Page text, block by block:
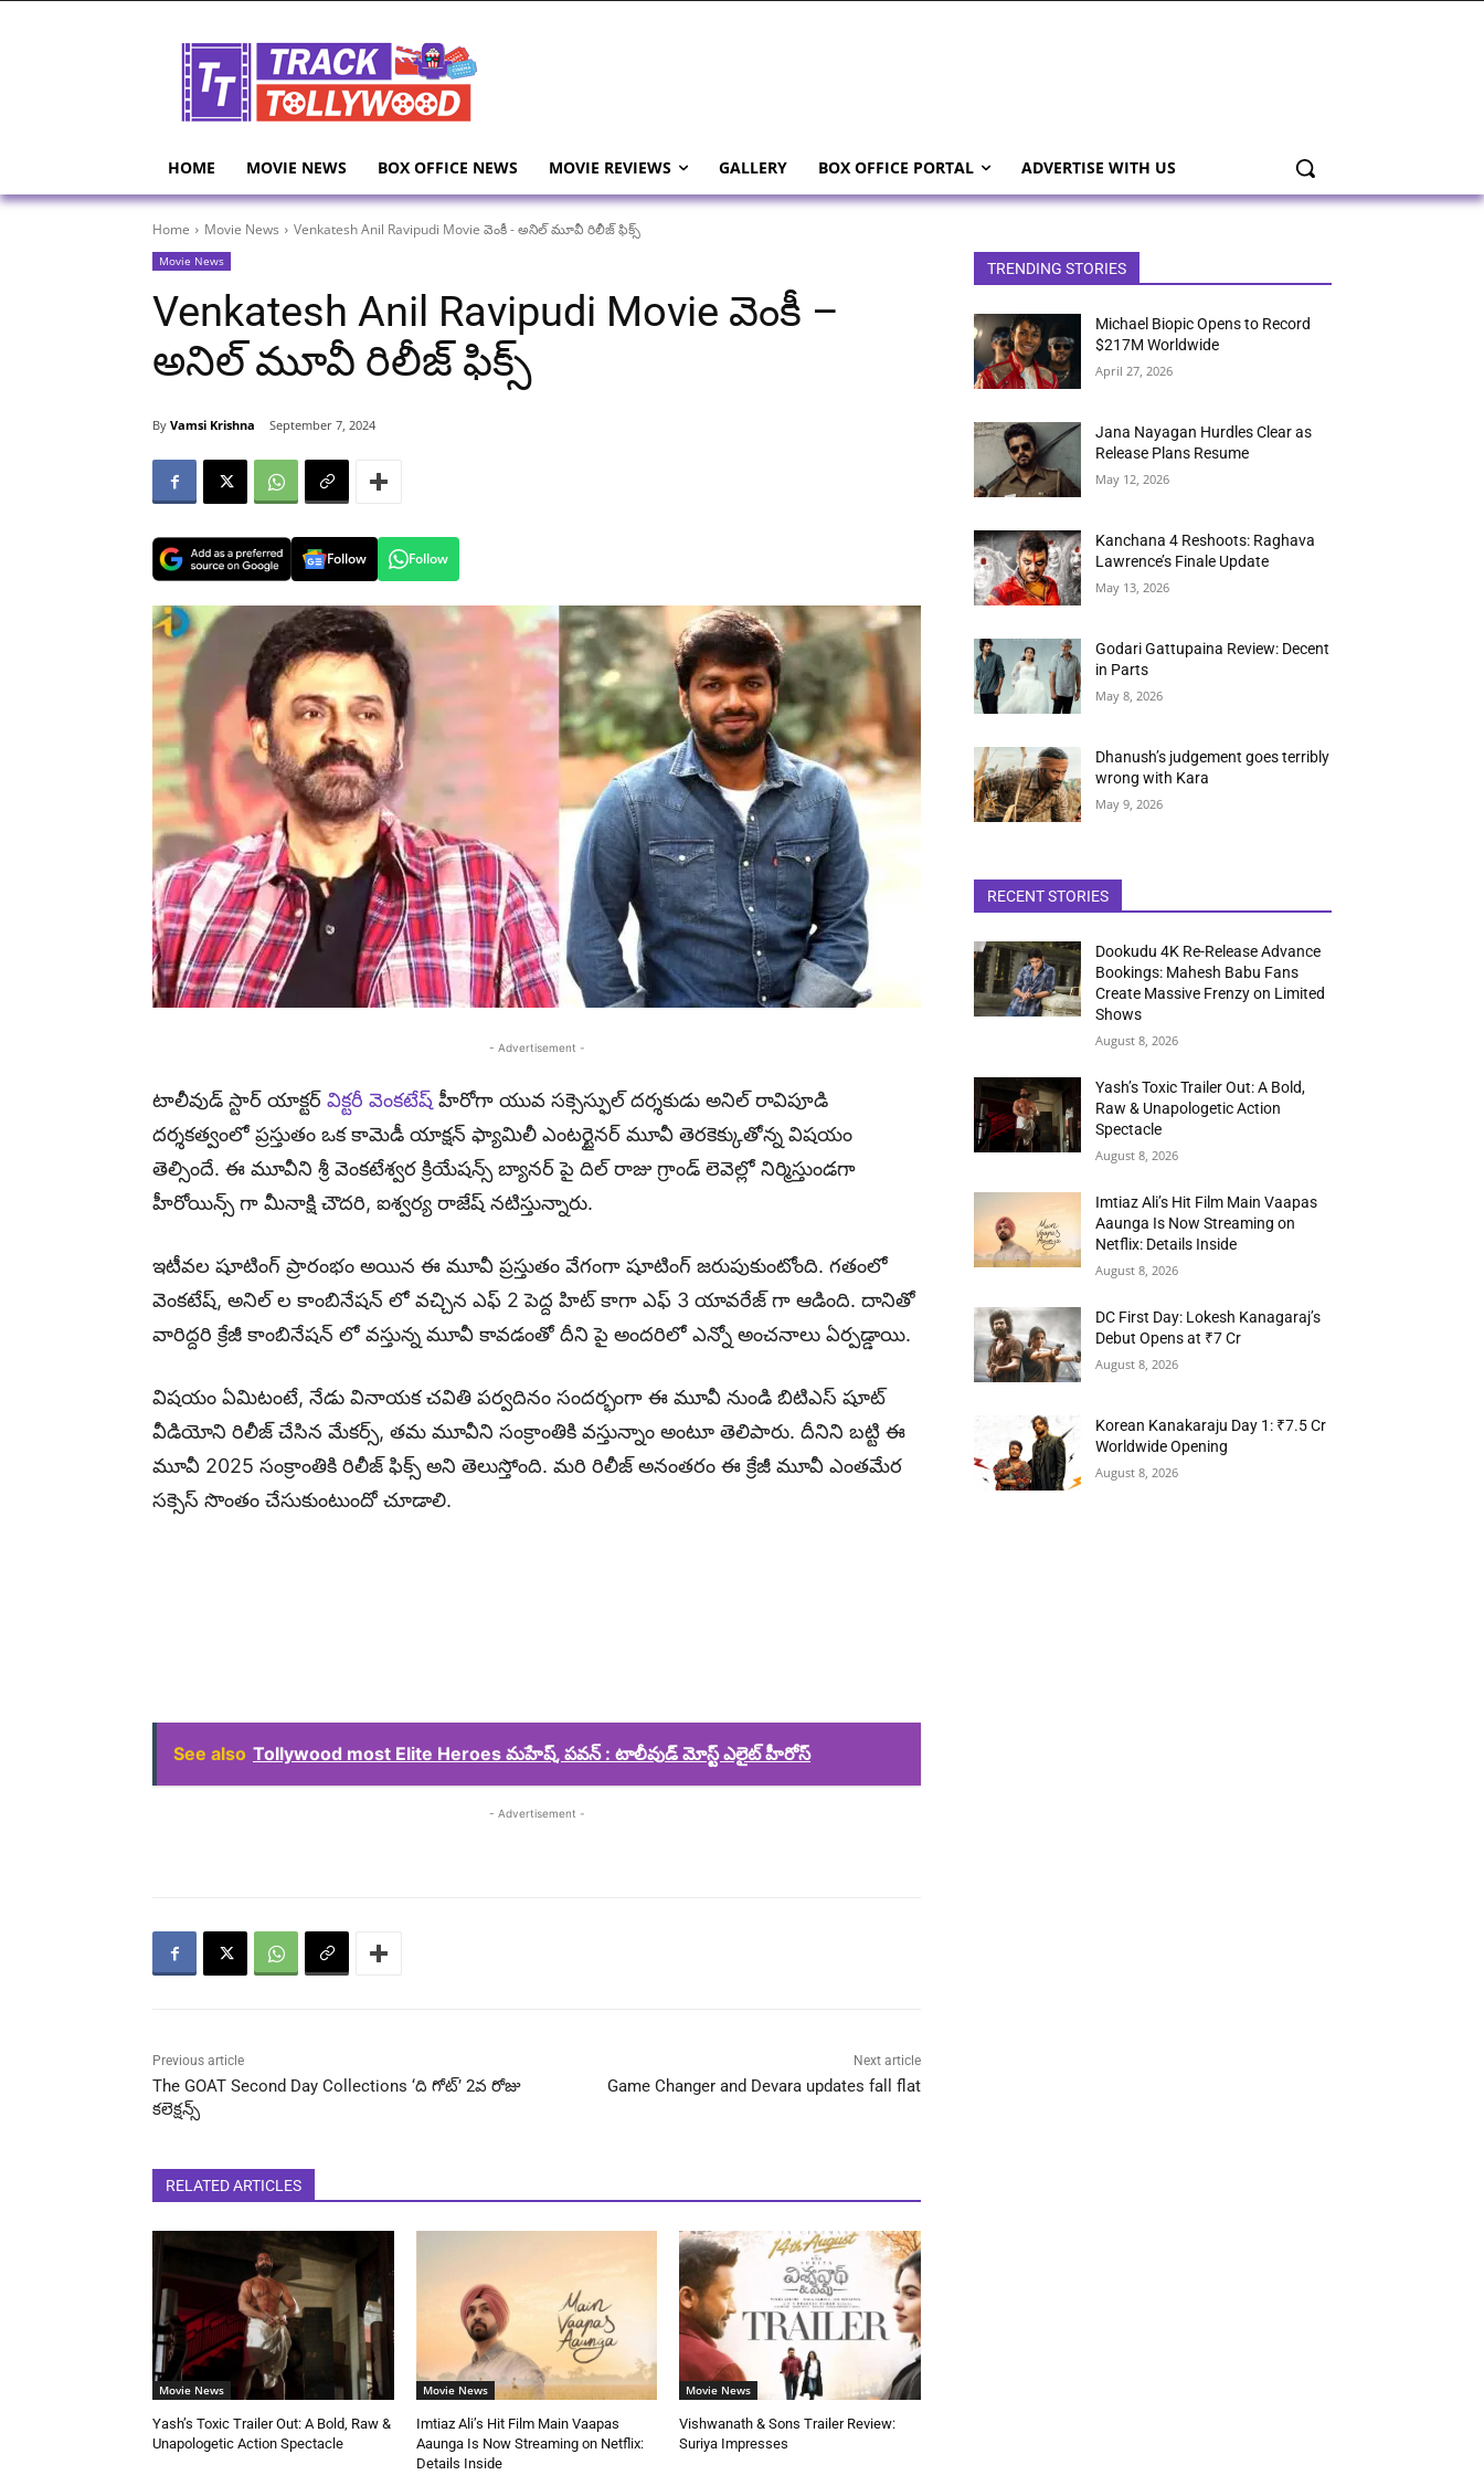
HOME MOVIE NEWS BOX OFFICE NEWS MOVIE REVIEWS GALLERY BOX OFFICE PORTAL ADVERTISE WITH US
Home Movie News Venkatesh Anil Ravipudi Movie వెంకీ - అనిల్ మూవీ రిలీజ్ ఫిక్స్
Movie News
Venkatesh Anil Ravipudi Movie వెంకీ –
అనిల్ మూవీ రిలీజ్ ఫిక్స్
By Vamsi Krishna September 7, 2024
Follow Follow
- Advertisement -
టాలీవుడ్ స్టార్ యాక్టర్ విక్టరీ వెంకటేష్ హీరోగా యువ సక్సెస్ఫుల్ దర్శకుడు అనిల్ రావిపూడి
దర్శకత్వంలో ప్రస్తుతం ఒక కామెడీ యాక్షన్ ఫ్యామిలీ ఎంటర్టైనర్ మూవీ తెరకెక్కుతోన్న విషయం
తెల్సిందే. ఈ మూవీని శ్రీ వెంకటేశ్వర క్రియేషన్స్ బ్యానర్ పై దిల్ రాజు గ్రాండ్ లెవెల్లో నిర్మిస్తుండగా
హీరోయిన్స్ గా మీనాక్షి చౌదరి, ఐశ్వర్య రాజేష్ నటిస్తున్నారు.
ఇటీవల షూటింగ్ ప్రారంభం అయిన ఈ మూవీ ప్రస్తుతం వేగంగా షూటింగ్ జరుపుకుంటోంది. గతంలో
వెంకటేష్, అనిల్ ల కాంబినేషన్ లో వచ్చిన ఎఫ్ 2 పెద్ద హిట్ కాగా ఎఫ్ 3 యావరేజ్ గా ఆడింది. దానితో
వారిద్దరి క్రేజీ కాంబినేషన్ లో వస్తున్న మూవీ కావడంతో దీని పై అందరిలో ఎన్నో అంచనాలు ఏర్పడ్డాయి.
విషయం ఏమిటంటే, నేడు వినాయక చవితి పర్వదినం సందర్భంగా ఈ మూవీ నుండి బిటిఎస్ షూట్
వీడియోని రిలీజ్ చేసిన మేకర్స్, తమ మూవీని సంక్రాంతికి వస్తున్నాం అంటూ తెలిపారు. దీనిని బట్టి ఈ
మూవీ 2025 సంక్రాంతికి రిలీజ్ ఫిక్స్ అని తెలుస్తోంది. మరి రిలీజ్ అనంతరం ఈ క్రేజీ మూవీ ఎంతమేర
సక్సెస్ సొంతం చేసుకుంటుందో చూడాలి.
See also Tollywood most Elite Heroes మహేష్, పవన్ : టాలీవుడ్ మోస్ట్ ఎలైట్ హీరోస్
- Advertisement -
Previous article
The GOAT Second Day Collections ‘ది గోట్’ 2వ రోజు
కలెక్షన్స్
Next article
Game Changer and Devara updates fall flat
RELATED ARTICLES
Movie News
Yash’s Toxic Trailer Out: A Bold, Raw &
Unapologetic Action Spectacle
Movie News
Imtiaz Ali’s Hit Film Main Vaapas
Aaunga Is Now Streaming on Netflix:
Details Inside
Movie News
Vishwanath & Sons Trailer Review:
Suriya Impresses
TRENDING STORIES
Michael Biopic Opens to Record
$217M Worldwide
April 27, 2026
Jana Nayagan Hurdles Clear as
Release Plans Resume
May 12, 2026
Kanchana 4 Reshoots: Raghava
Lawrence’s Finale Update
May 13, 2026
Godari Gattupaina Review: Decent
in Parts
May 8, 2026
Dhanush’s judgement goes terribly
wrong with Kara
May 9, 2026
RECENT STORIES
Dookudu 4K Re-Release Advance
Bookings: Mahesh Babu Fans
Create Massive Frenzy on Limited
Shows
August 8, 2026
Yash’s Toxic Trailer Out: A Bold,
Raw & Unapologetic Action
Spectacle
August 8, 2026
Imtiaz Ali’s Hit Film Main Vaapas
Aaunga Is Now Streaming on
Netflix: Details Inside
August 8, 2026
DC First Day: Lokesh Kanagaraj’s
Debut Opens at ₹7 Cr
August 8, 2026
Korean Kanakaraju Day 1: ₹7.5 Cr
Worldwide Opening
August 8, 2026